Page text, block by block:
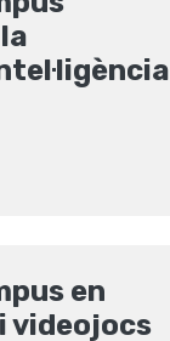
en
videojocs